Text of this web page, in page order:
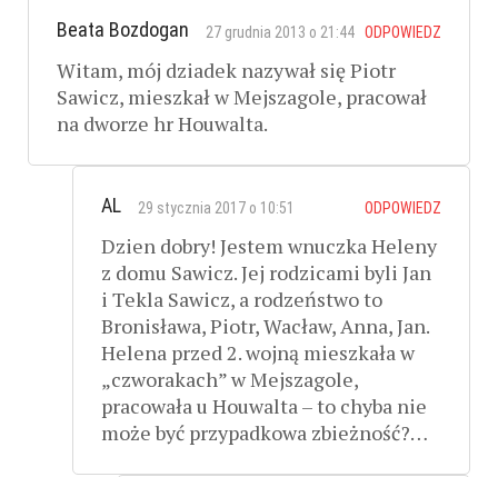
Beata Bozdogan 27 grudnia 2013 o 21:44 ODPOWIEDZ
Witam, mój dziadek nazywał się Piotr
Sawicz, mieszkał w Mejszagole, pracował
na dworze hr Houwalta.
AL 29 stycznia 2017 o 10:51 ODPOWIEDZ
Dzien dobry! Jestem wnuczka Heleny
z domu Sawicz. Jej rodzicami byli Jan
i Tekla Sawicz, a rodzeństwo to
Bronisława, Piotr, Wacław, Anna, Jan.
Helena przed 2. wojną mieszkała w
„czworakach” w Mejszagole,
pracowała u Houwalta – to chyba nie
może być przypadkowa zbieżność?…